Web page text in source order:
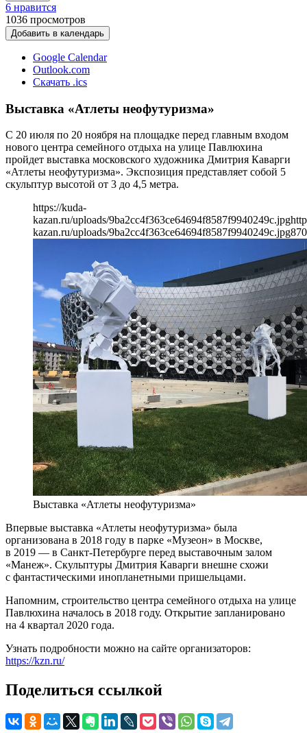
6 нравится
1036 просмотров
Добавить в календарь
Google Calendar
Outlook.com
Скачать .ics
Выставка «Атлеты неофутуризма»
С 20 июля по 20 ноября на площадке перед главным входом
нового центра семейного отдыха на улице Павлюхина
пройдет выставка московского художника Дмитрия Каварги
«Атлеты неофутуризма». Экспозиция представляет собой 5
скульптур высотой от 3 до 4,5 метра.
https://kuda-
kazan.ru/uploads/9ba2cc4f363ce64694f8587f9940249c.jpg
kazan.ru/uploads/9ba2cc4f363ce64694f8587f9940249c.jpg870
Выставка «Атлеты неофутуризма»
Впервые выставка «Атлеты неофутуризма» была
организована в 2018 году в парке «Музеон» в Москве,
в 2019 — в Санкт-Петербурге перед выставочным залом
«Манеж». Скульптуры Дмитрия Каварги внешне схожи
с фантастическими инопланетными пришельцами.
Напомним, строительство центра семейного отдыха на улице
Павлюхина началось в 2018 году. Открытие запланировано
на 4 квартал 2020 года.
Узнать подробности можно на сайте организаторов:
https://kzn.ru/
Поделиться ссылкой